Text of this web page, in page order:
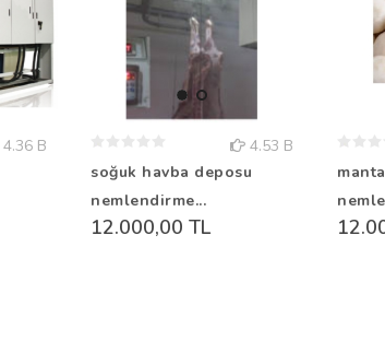
4.36 B
4.53 B
soğuk havba deposu
nemlendirme...
12.000,00 TL